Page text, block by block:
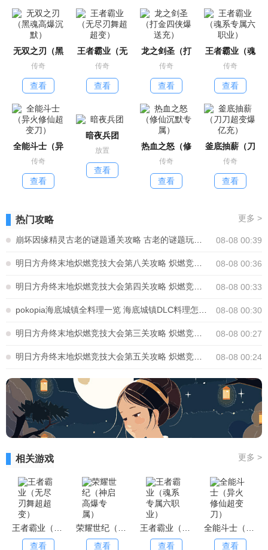
无双之刃（黑
传奇
查看
王者霸业（无
传奇
查看
龙之剑圣（打
传奇
查看
王者霸业（魂
传奇
查看
全能斗士（异
传奇
查看
暗夜兵团
放置
查看
热血之怒（修
传奇
查看
釜底抽薪（刀
传奇
查看
热门攻略 更多 >
08-08 00:39
08-08 00:36
08-08 00:33
08-08 00:30
08-08 00:27
08-08 00:24
相关游戏 更多 >
王者霸业（无尽刃舞超超变）
查看
荣耀世纪（神启高爆专属）
查看
王者霸业（魂系专属六职业）
查看
全能斗士（异火修仙超变刀）
查看